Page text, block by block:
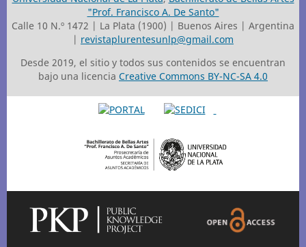
"Prof. Francisco A. De Santo"
Calle 10 N.º 1472 | La Plata (1900) | Buenos Aires | Argentina
| revistaplurentesunlp@gmail.com
Desde 2019, el sitio y todos sus contenidos se encuentran
bajo una licencia Creative Commons BY-NC-SA 4.0